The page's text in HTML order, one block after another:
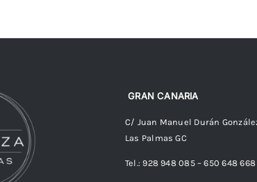
GRAN CANARIA
C/ Juan Manuel Durán
Las Palmas GC
Tel.: 928 948 085 – 650 648 668